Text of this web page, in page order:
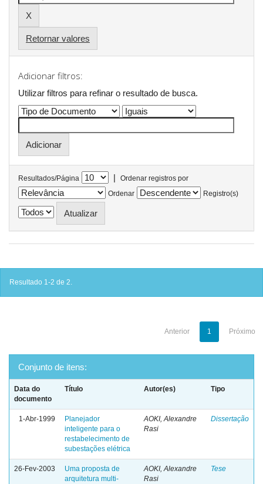
Retornar valores
Adicionar filtros:
Utilizar filtros para refinar o resultado de busca.
Resultados/Página |
Ordenar registros por
Ordenar
Registro(s)
Resultado 1-2 de 2.
Anterior 1 Próximo
Conjunto de itens:
Data do
documento
Título Autor(es) Tipo
1-Abr-1999
Planejador
inteligente para o
restabelecimento de
subestações elétrica
AOKI, Alexandre
Rasi
Dissertação
26-Fev-2003
Uma proposta de
arquitetura multi-
AOKI, Alexandre
Rasi
Tese